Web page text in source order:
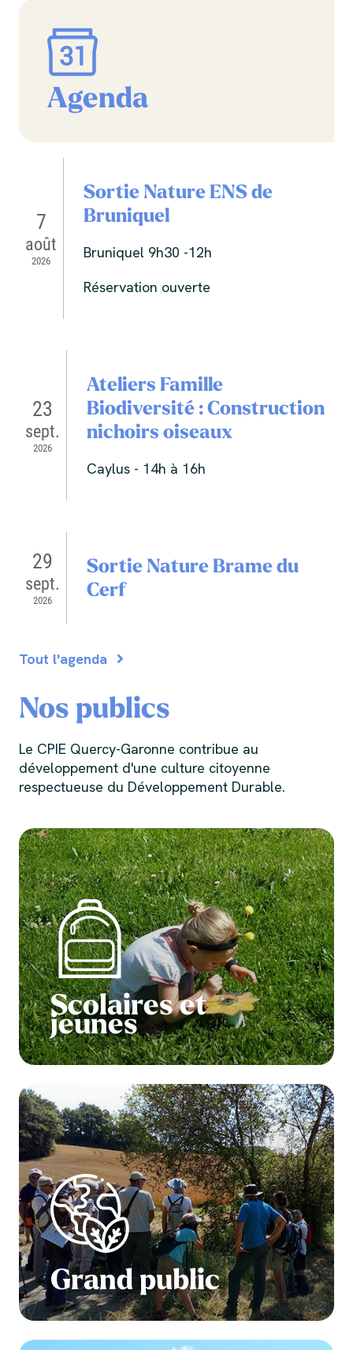
Agenda
7
août
2026
Sortie Nature ENS de
Bruniquel
Bruniquel 9h30 -12h
Réservation ouverte
23
sept.
2026
Ateliers Famille
Biodiversité : Construction
nichoirs oiseaux
Caylus - 14h à 16h
29
sept.
2026
Sortie Nature Brame du
Cerf
Tout l'agenda
Nos publics
Le CPIE Quercy-Garonne contribue au
développement d'une culture citoyenne
respectueuse du Développement Durable.
Scolaires et
jeunes
Grand public